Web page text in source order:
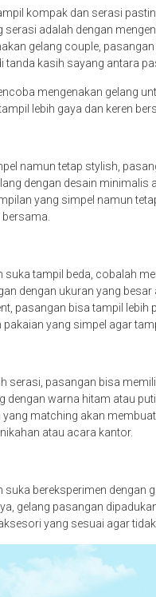
kompak dan serasi
serasi adalah dengan
gelang couple,
tanda kasih sayang antara
mengenakan gelang
lebih gaya dan keren
namun tetap stylish,
dengan desain minimalis
yang simpel namun
suka tampil beda, cobalah
dengan ukuran yang
pasangan bisa tampil
yang simpel agar
serasi, pasangan bisa
dengan warna hitam atau
matching akan
atau acara kantor.
suka bereksperimen
gelang pasangan
yang sesuai agar tidak